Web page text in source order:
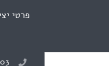
פרטי